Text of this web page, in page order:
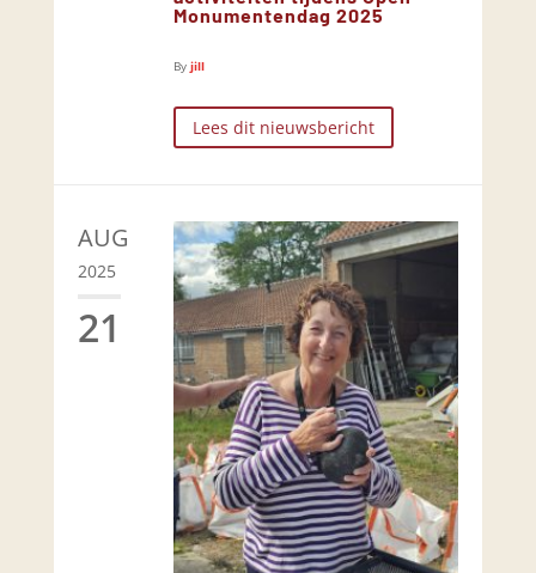
Monumentendag 2025
By jill
Lees dit nieuwsbericht
AUG
2025
21